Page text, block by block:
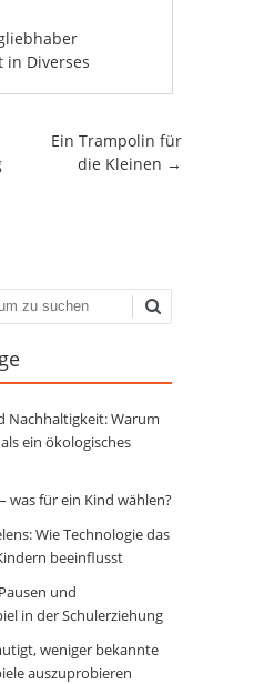
in Diverses
Ein Trampolin für
die Kleinen →
Nachhaltigkeit: Warum
ein ökologisches
was für ein Kind wählen?
Wie Technologie das
beeinflusst
und
in der Schulerziehung
weniger bekannte
auszuprobieren